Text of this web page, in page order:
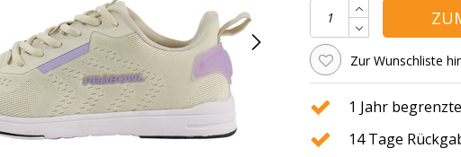
Zur Wunschliste
1 Jahr
14 Tage